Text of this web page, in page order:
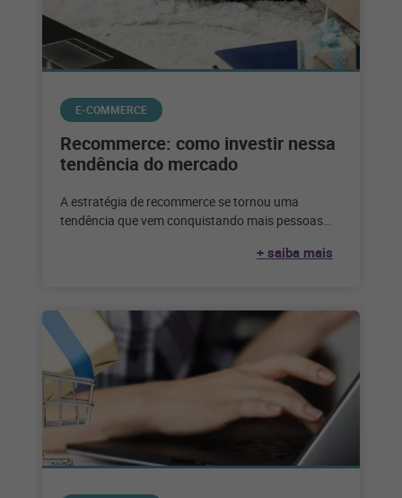
E-COMMERCE
Recommerce: como investir nessa
tendência do mercado
A estratégia de recommerce se tornou uma
tendência que vem conquistando mais pessoas
+ saiba mais